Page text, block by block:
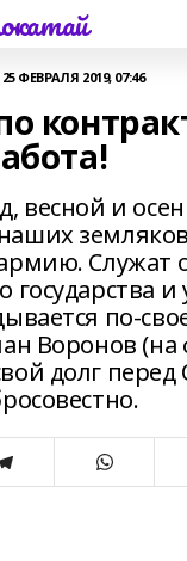
25 ФЕВРАЛЯ 2019, 07:46
весной и
Служат
государства и
по-
Воронов (на
долг перед